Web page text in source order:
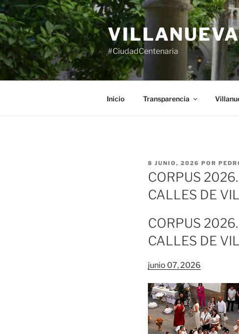
Saltar
al
contenido
#CiudadCentenaria
Inicio Transparencia
PUBLICADO
EL
8 JUNIO, 2026 POR
CORPUS
CALLES DE
CORPUS
CALLES DE
junio 07, 2026